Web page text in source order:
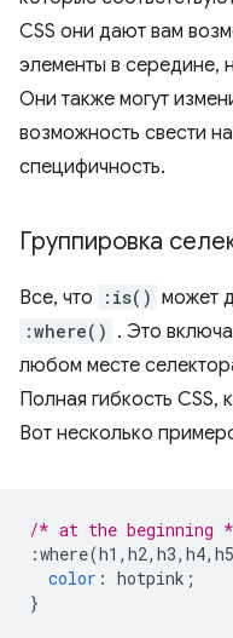
CSS они дают вам
элементы в середине,
Они также могут
возможность свести
специфичность.
Группировка
Все, что :is() может
:where() . Это
любом месте
Полная гибкость CSS,
Вот несколько
/* at the beginning
:where(h1 , h2, h3, h4, h5
color : hotpink ;
}